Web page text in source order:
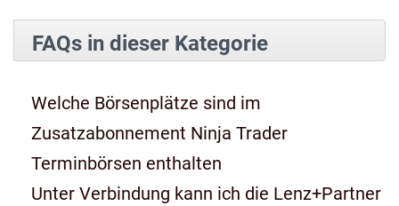
FAQs in dieser Kategorie
Welche Börsenplätze sind im
Zusatzabonnement Ninja Trader
Terminbörsen enthalten
Unter Verbindung kann ich die Lenz+Partner